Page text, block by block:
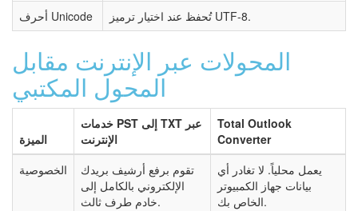
أحرف Unicode
تُحفظ عند اختيار ترميز UTF-8.
المحولات عبر الإنترنت مقابل
المحول المكتبي
الميزة
خدمات PST إلى TXT عبر
الإنترنت
Total Outlook
Converter
الخصوصية
تقوم برفع أرشيف بريدك
الإلكتروني بالكامل إلى
خادم طرف ثالث.
يعمل محلياً. لا تغادر أي
بيانات جهاز الكمبيوتر
الخاص بك.